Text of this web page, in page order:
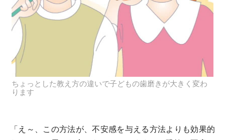
ちょっとした教え方の違いで子どもの歯磨きが大きく変わ
ります
「え～、この方法が、不安感を与える方法よりも効果的